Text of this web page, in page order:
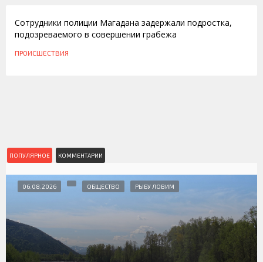
Сотрудники полиции Магадана задержали подростка,
подозреваемого в совершении грабежа
ПРОИСШЕСТВИЯ
ПОПУЛЯРНОЕ КОММЕНТАРИИ
06.08.2026 ОБЩЕСТВО РЫБУ ЛОВИМ